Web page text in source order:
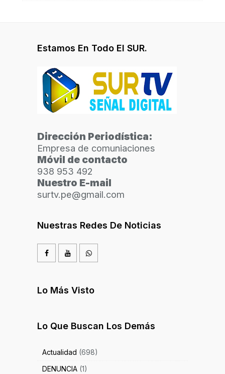
Estamos En Todo El SUR.
Dirección Periodística:
Empresa de comuniaciones
Móvil de contacto
938 953 492
Nuestro E-mail
surtv.pe@gmail.com
Nuestras Redes De Noticias
Lo Más Visto
Lo Que Buscan Los Demás
Actualidad (698)
DENUNCIA (1)